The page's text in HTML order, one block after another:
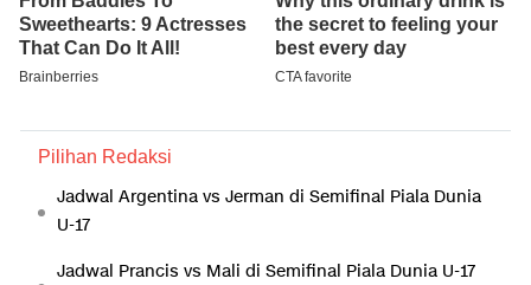
Pilihan Redaksi
Jadwal Argentina vs Jerman di Semifinal Piala Dunia
U-17
Jadwal Prancis vs Mali di Semifinal Piala Dunia U-17